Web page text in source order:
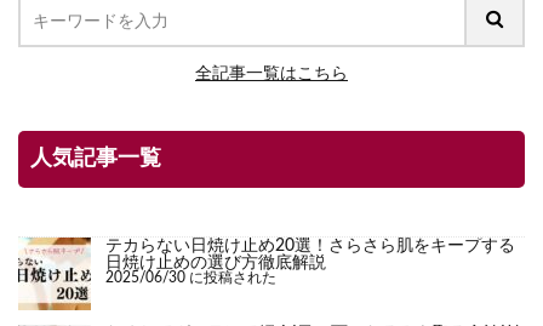
全記事一覧はこちら
人気記事一覧
テカらない日焼け止め20選！さらさら肌をキープする
日焼け止めの選び方徹底解説
2025/06/30 に投稿された